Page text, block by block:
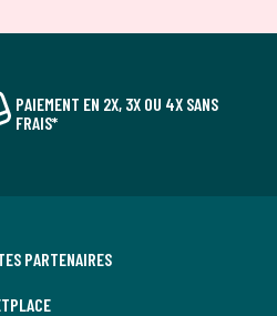
PAIEMENT EN 2X, 3X OU 4X SANS
FRAIS*
PARTENAIRES